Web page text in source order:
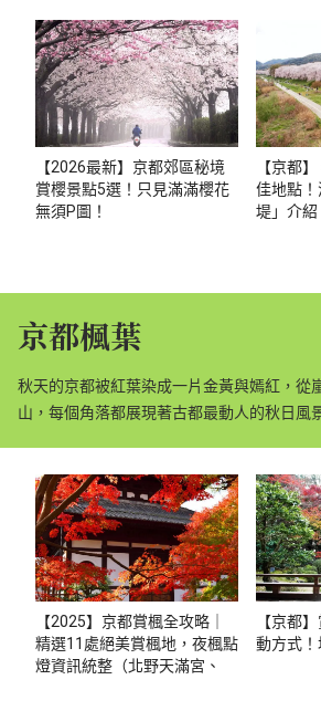
【2026最新】京都郊區秘境
賞櫻景點5選！只見滿滿櫻花
無須P圖！
【京都
佳地點！
堤」介紹
京都楓葉
秋天的京都被紅葉染成一片金黃與嫣紅，從
山，每個角落都展現著古都最動人的秋日風
【2025】京都賞楓全攻略｜
精選11處絕美賞楓地，夜楓點
燈資訊統整（北野天滿宮、貴
【京都
動方式